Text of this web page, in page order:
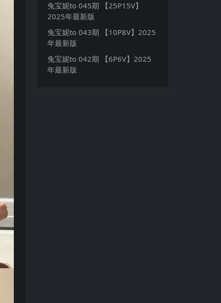
兔宝妮to 045期 【25P15V】
2025年最新版
兔宝妮to 043期 【10P8V】2025
年最新版
兔宝妮to 042期 【6P6V】2025
年最新版